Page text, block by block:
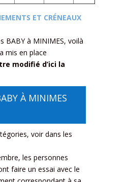
ET CRÉNEAUX
BABY à MINIMES, voilà
mis en place
modifié d’ici la
À MINIMES
voir dans les
les personnes
faire un essai avec le